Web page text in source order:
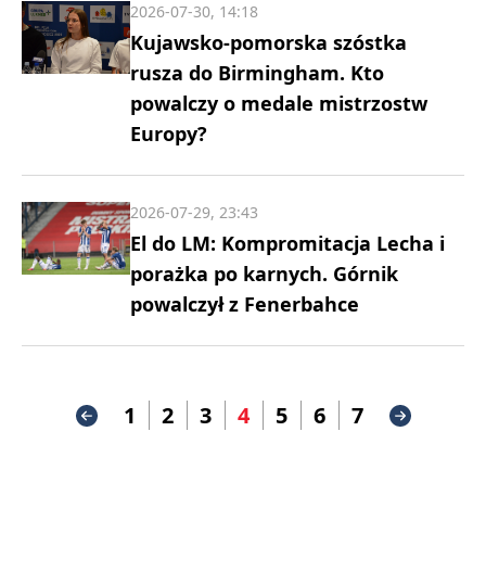
Kujawsko-pomorska szóstka
rusza do Birmingham. Kto
powalczy o medale mistrzostw
Europy?
2026-07-30, 14:18
El do LM: Kompromitacja Lecha i
porażka po karnych. Górnik
powalczył z Fenerbahce
2026-07-29, 23:43
1 2 3 4 5 6 7